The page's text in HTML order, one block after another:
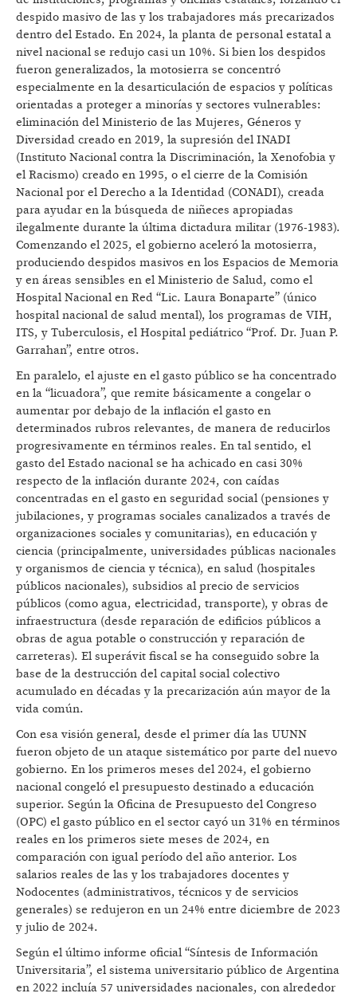
despido masivo de las y los trabajadores más precarizados
dentro del Estado. En 2024, la planta de personal estatal a
nivel nacional se redujo casi un 10%. Si bien los despidos
fueron generalizados, la motosierra se concentró
especialmente en la desarticulación de espacios y políticas
orientadas a proteger a minorías y sectores vulnerables:
eliminación del Ministerio de las Mujeres, Géneros y
Diversidad creado en 2019, la supresión del INADI
(Instituto Nacional contra la Discriminación, la Xenofobia y
el Racismo) creado en 1995, o el cierre de la Comisión
Nacional por el Derecho a la Identidad (CONADI), creada
para ayudar en la búsqueda de niñeces apropiadas
ilegalmente durante la última dictadura militar (1976-1983).
Comenzando el 2025, el gobierno aceleró la motosierra,
produciendo despidos masivos en los Espacios de Memoria
y en áreas sensibles en el Ministerio de Salud, como el
Hospital Nacional en Red “Lic. Laura Bonaparte” (único
hospital nacional de salud mental), los programas de VIH,
ITS, y Tuberculosis, el Hospital pediátrico “Prof. Dr. Juan P.
Garrahan”, entre otros.
En paralelo, el ajuste en el gasto público se ha concentrado
en la “licuadora”, que remite básicamente a congelar o
aumentar por debajo de la inflación el gasto en
determinados rubros relevantes, de manera de reducirlos
progresivamente en términos reales. En tal sentido, el
gasto del Estado nacional se ha achicado en casi 30%
respecto de la inflación durante 2024, con caídas
concentradas en el gasto en seguridad social (pensiones y
jubilaciones, y programas sociales canalizados a través de
organizaciones sociales y comunitarias), en educación y
ciencia (principalmente, universidades públicas nacionales
y organismos de ciencia y técnica), en salud (hospitales
públicos nacionales), subsidios al precio de servicios
públicos (como agua, electricidad, transporte), y obras de
infraestructura (desde reparación de edificios públicos a
obras de agua potable o construcción y reparación de
carreteras). El superávit fiscal se ha conseguido sobre la
base de la destrucción del capital social colectivo
acumulado en décadas y la precarización aún mayor de la
vida común.
Con esa visión general, desde el primer día las UUNN
fueron objeto de un ataque sistemático por parte del nuevo
gobierno. En los primeros meses del 2024, el gobierno
nacional congeló el presupuesto destinado a educación
superior. Según la Oficina de Presupuesto del Congreso
(OPC) el gasto público en el sector cayó un 31% en términos
reales en los primeros siete meses de 2024, en
comparación con igual período del año anterior. Los
salarios reales de las y los trabajadores docentes y
Nodocentes (administrativos, técnicos y de servicios
generales) se redujeron en un 24% entre diciembre de 2023
y julio de 2024.
Según el último informe oficial “Síntesis de Información
Universitaria”, el sistema universitario público de Argentina
en 2022 incluía 57 universidades nacionales, con alrededor